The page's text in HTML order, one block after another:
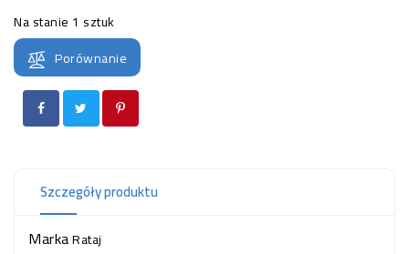
OCZKO
WODNE
(SPRZĘT)
KONTAKT
Na stanie 1 sztuk
Porównanie
Szczegóły produktu
MarkaRataj